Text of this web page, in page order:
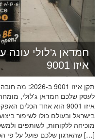
חמדאן ג'לולי עונה
איזו 9001
תקן איזו
לעסק שלכם חמדאן ג'לולי,
איזו 9001 הוא אחד
בישראל ובעולם כולו לשיפור
שהארגון שלכם פועל על פי הסטנדרטים […]